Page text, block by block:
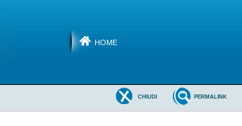
HOME
PERMALINK
CHIUDI